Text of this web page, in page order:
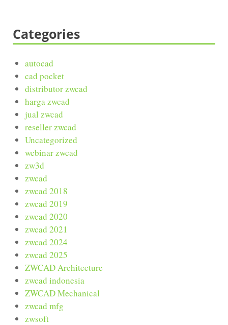
Categories
autocad
cad pocket
distributor zwcad
harga zwcad
jual zwcad
reseller zwcad
Uncategorized
webinar zwcad
zw3d
zwcad
zwcad 2018
zwcad 2019
zwcad 2020
zwcad 2021
zwcad 2024
zwcad 2025
ZWCAD Architecture
zwcad indonesia
ZWCAD Mechanical
zwcad mfg
zwsoft